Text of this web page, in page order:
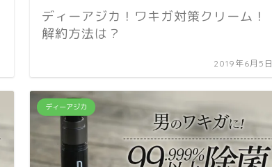
ディーアジカ！ワキガ対策クリーム！
解約方法は？
2019年6月5日
ディーアジカ